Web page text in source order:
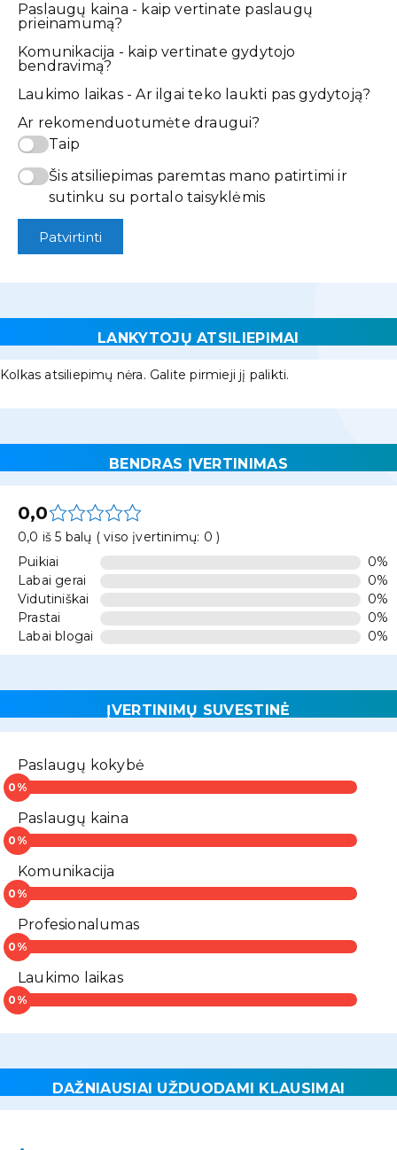
Paslaugų kaina - kaip vertinate paslaugų
prieinamumą?
Komunikacija - kaip vertinate gydytojo
bendravimą?
Laukimo laikas - Ar ilgai teko laukti pas gydytoją?
Ar rekomenduotumėte draugui?
Taip
Šis atsiliepimas paremtas mano patirtimi ir
sutinku su portalo taisyklėmis
Patvirtinti
LANKYTOJŲ ATSILIEPIMAI
Kolkas atsiliepimų nėra. Galite pirmieji jį palikti.
BENDRAS ĮVERTINIMAS
0,0
0,0 iš 5 balų ( viso įvertinimų: 0 )
Puikiai
0%
Labai gerai
0%
Vidutiniškai
0%
Prastai
0%
Labai blogai
0%
ĮVERTINIMŲ SUVESTINĖ
Paslaugų kokybė
Paslaugų kaina
Komunikacija
Profesionalumas
Laukimo laikas
DAŽNIAUSIAI UŽDUODAMI KLAUSIMAI